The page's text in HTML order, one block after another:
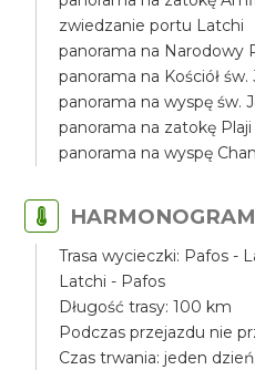
zwiedzanie portu Latchi
panorama na Narodowy
panorama na Kościół
panorama na wyspę św.
panorama na zatokę Plaji
panorama na wyspę
Trasa wycieczki: Pafos -
Latchi - Pafos
Długość trasy: 100 km
Podczas przejazdu nie
Czas trwania: jeden